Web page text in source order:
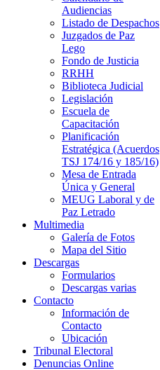
Audiencias
Listado de Despachos
Juzgados de Paz
Lego
Fondo de Justicia
RRHH
Biblioteca Judicial
Legislación
Escuela de
Capacitación
Planificación
Estratégica (Acuerdos
TSJ 174/16 y 185/16)
Mesa de Entrada
Única y General
MEUG Laboral y de
Paz Letrado
Multimedia
Galería de Fotos
Mapa del Sitio
Descargas
Formularios
Descargas varias
Contacto
Información de
Contacto
Ubicación
Tribunal Electoral
Denuncias Online